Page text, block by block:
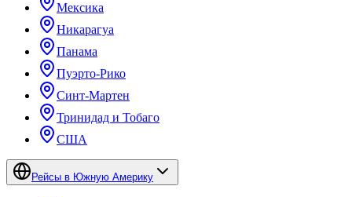
Мексика
Никарагуа
Панама
Пуэрто-Рико
Синт-Мартен
Тринидад и Тобаго
США
Рейсы в Южную Америку